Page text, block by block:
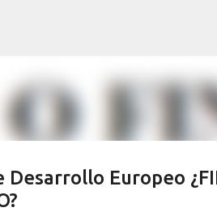
Europeo